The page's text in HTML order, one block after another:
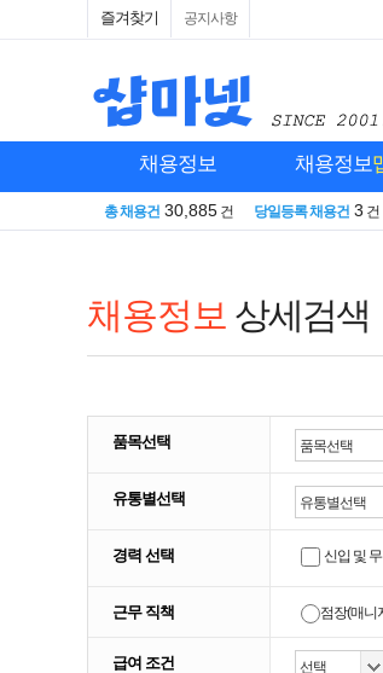
즐겨찾기 공지사항
채용정보 채용정보
총 채용건 30,885 건 당일등록 채용건 3 건
채용정보 상세검색
품목선택
유통별선택
경력 선택 신입 및
근무 직책 점장(매니
급여 조건